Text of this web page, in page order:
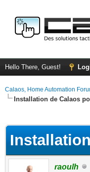
Hello There, Guest!
Calaos, Home Automation
Installation de Calaos
raoulh